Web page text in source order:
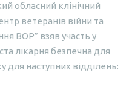
обласний клінічний
ветеранів війни та
ВОР” взяв участь у
лікарня безпечна для
для наступних відділень: